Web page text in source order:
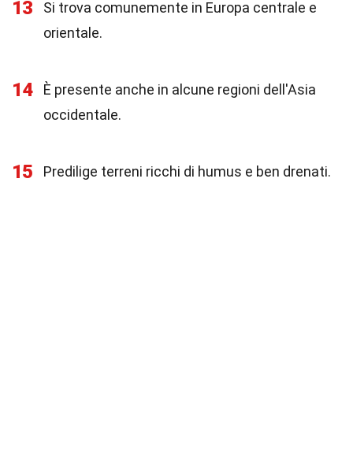
13
Si trova comunemente in Europa centrale e
orientale.
14
È presente anche in alcune regioni dell'Asia
occidentale.
15 Predilige terreni ricchi di humus e ben drenati.